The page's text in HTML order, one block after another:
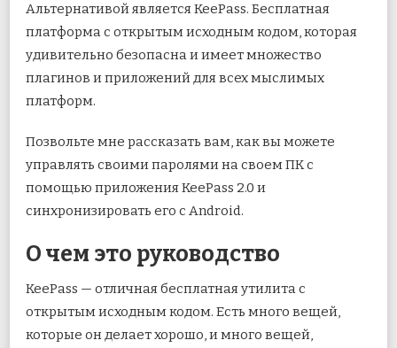
Альтернативой является KeePass. Бесплатная
платформа с открытым исходным кодом, которая
удивительно безопасна и имеет множество
плагинов и приложений для всех мыслимых
платформ.
Позвольте мне рассказать вам, как вы можете
управлять своими паролями на своем ПК с
помощью приложения KeePass 2.0 и
синхронизировать его с Android.
О чем это руководство
KeePass — отличная бесплатная утилита с
открытым исходным кодом. Есть много вещей,
которые он делает хорошо, и много вещей,